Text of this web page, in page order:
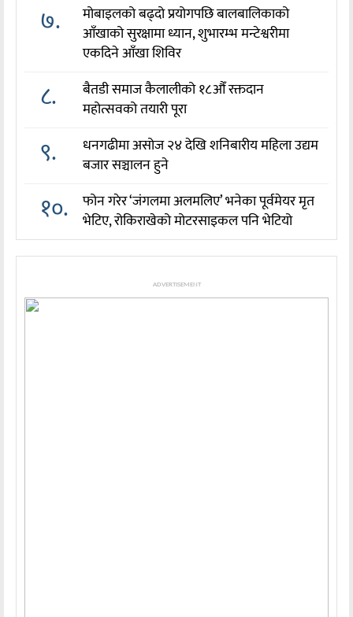
७.
मोबाइलको बढ्दो प्रयोगपछि बालबालिकाको
आँखाको सुरक्षामा ध्यान, शुभारम्भ मन्टेश्वरीमा
एकदिने आँखा शिविर
८.
बैतडी समाज कैलालीको १८औँ रक्तदान
महोत्सवको तयारी पूरा
९.
धनगढीमा असोज २४ देखि शनिबारीय महिला उद्यम
बजार सञ्चालन हुने
१०.
फोन गरेर ‘जंगलमा अलमलिए’ भनेका पूर्वमेयर मृत
भेटिए, रोकिराखेको मोटरसाइकल पनि भेटियो
ADVERTISEMENT